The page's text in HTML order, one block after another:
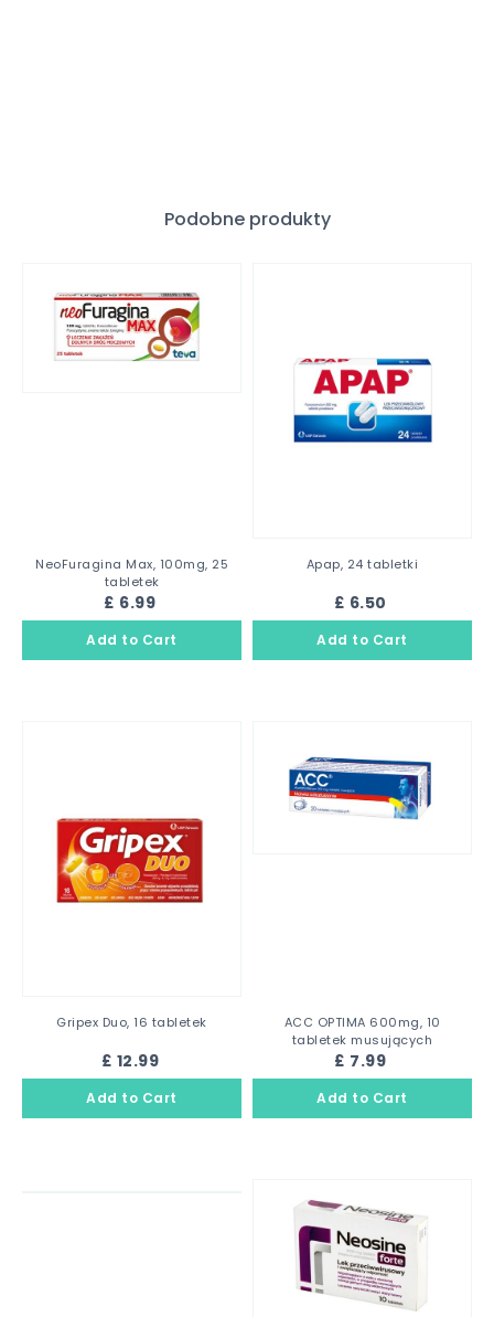
Podobne produkty
NeoFuragina Max, 100mg, 25
tabletek
£ 6.99
Apap, 24 tabletki
£ 6.50
Gripex Duo, 16 tabletek
£ 12.99
ACC OPTIMA 600mg, 10
tabletek musujących
£ 7.99